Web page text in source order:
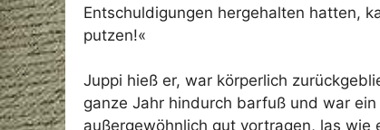
Entschuldigungen hergehalten hatten,
putzen!«
Juppi hieß er, war körperlich
ganze Jahr hindurch barfuß und war
außergewöhnlich gut vortragen, las